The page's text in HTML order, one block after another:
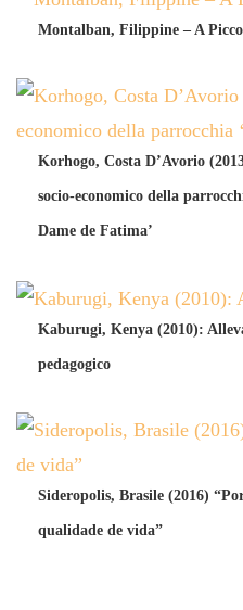
Montalban, Filippine – A
Korhogo, Costa D’Avorio
socio-economico della
Dame de Fatima’
Kaburugi, Kenya (2010):
pedagogico
Sideropolis, Brasile (2016)
qualidade de vida”